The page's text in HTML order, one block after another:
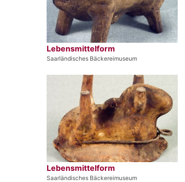
Lebensmittelform
Saarländisches Bäckereimuseum
Lebensmittelform
Saarländisches Bäckereimuseum